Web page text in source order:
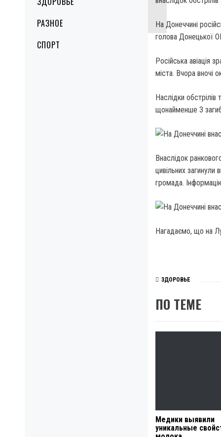
РАЗНОЕ
СПОРТ
На Донеччині
голова Донецької
Російська авіація
міста. Вчора вночі
Наслідки
щонайменше 3
Внаслідок
цивільних
громада.
Нагадаємо, що на
ЗДОРОВЬЕ
ПО ТЕМЕ
Медики выявили
уникальные